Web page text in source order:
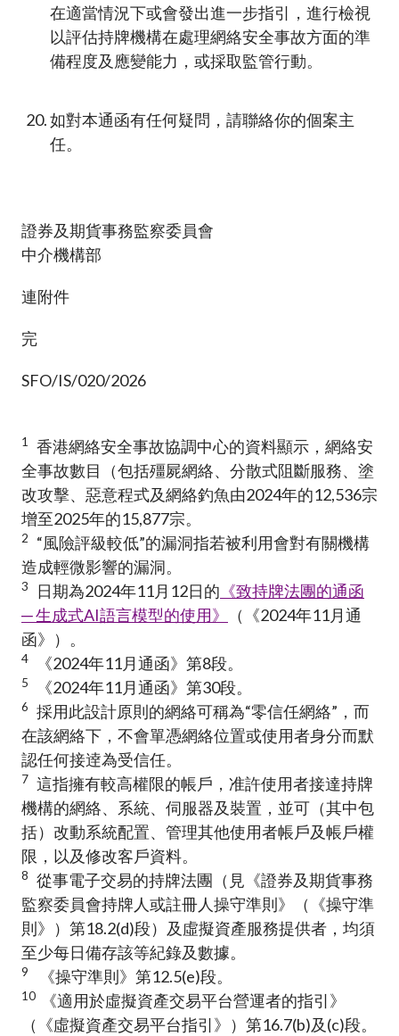
在適當情況下或會發出進一步指引，進行檢視
以評估持牌機構在處理網絡安全事故方面的準
備程度及應變能力，或採取監管行動。
如對本通函有任何疑問，請聯絡你的個案主
任。
證券及期貨事務監察委員會
中介機構部
連附件
完
SFO/IS/020/2026
1
香港網絡安全事故協調中心的資料顯示，網絡安
全事故數目（包括殭屍網絡、分散式阻斷服務、塗
改攻擊、惡意程式及網絡釣魚由2024年的12,536宗
增至2025年的15,877宗。
2
“風險評級較低”的漏洞指若被利用會對有關機構
造成輕微影響的漏洞。
3 日期為2024年11月12日的 《致持牌法團的通函
─ 生成式AI語言模型的使用》
（《2024年11月通
函》）。
4 《2024年11月通函》第8段。
5 《2024年11月通函》第30段。
6
採用此設計原則的網絡可稱為“零信任網絡”，而
在該網絡下，不會單憑網絡位置或使用者身分而默
認任何接逹為受信任。
7 這指擁有較高權限的帳戶，准許使用者接達持牌
機構的網絡、系統、伺服器及裝置，並可（其中包
括）改動系統配置、管理其他使用者帳戶及帳戶權
限，以及修改客戶資料。
8
從事電子交易的持牌法團（見《證券及期貨事務
監察委員會持牌人或註冊人操守準則》（《操守準
則》）第18.2(d)段）及虛擬資產服務提供者，均須
至少每日備存該等紀錄及數據。
9 《操守準則》第12.5(e)段。
10
《適用於虛擬資產交易平台營運者的指引》
（《虛擬資產交易平台指引》）第16.7(b)及(c)段。